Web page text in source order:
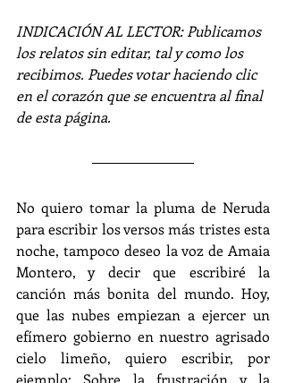
INDICACIÓN AL LECTOR: Publicamos
los relatos sin editar, tal y como los
recibimos. Puedes votar haciendo clic
en el corazón que se encuentra al final
de esta página.
No quiero tomar la pluma de Neruda
para escribir los versos más tristes esta
noche, tampoco deseo la voz de Amaia
Montero, y decir que escribiré la
canción más bonita del mundo. Hoy,
que las nubes empiezan a ejercer un
efímero gobierno en nuestro agrisado
cielo limeño, quiero escribir, por
ejemplo: Sobre la frustración y la